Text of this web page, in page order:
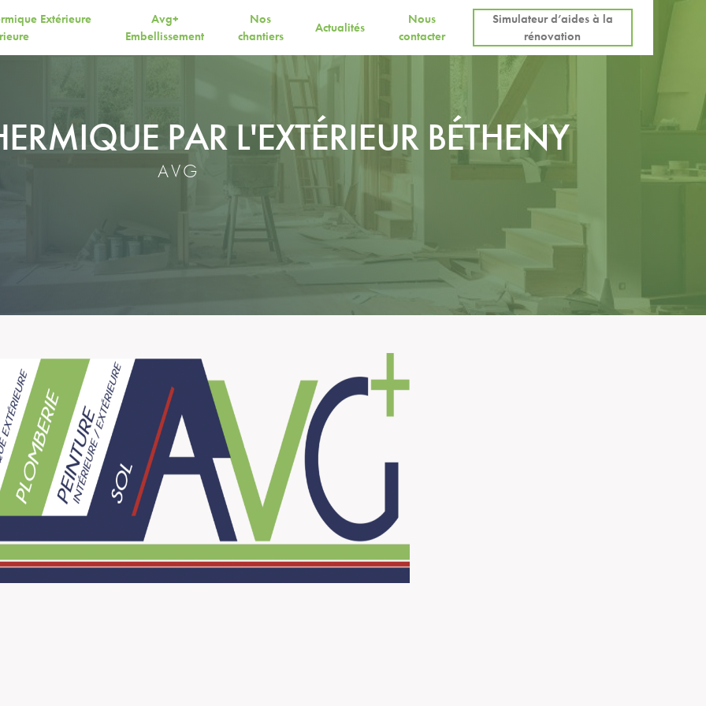
Extérieure
Avg+
Embellissement
Nos
chantiers
Actualités
Nous
contacter
Simulateur d’aides à la
rénovation
PAR L'EXTÉRIEUR BÉTHENY
AVG